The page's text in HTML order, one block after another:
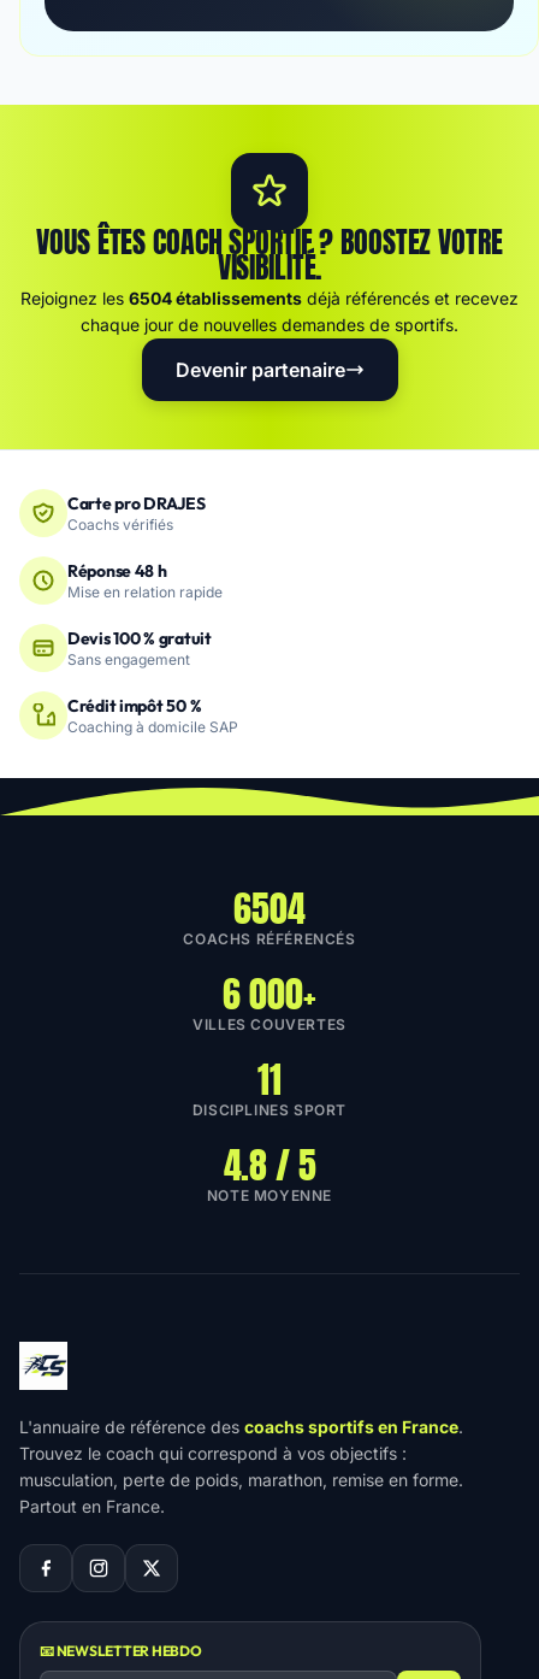
VOUS ÊTES COACH SPORTIF ? BOOSTEZ VOTRE
VISIBILITÉ.
Rejoignez les 6504 établissements déjà référencés et recevez
chaque jour de nouvelles demandes de sportifs.
Devenir partenaire
Carte pro DRAJES
Coachs vérifiés
Réponse 48 h
Mise en relation rapide
Devis 100 % gratuit
Sans engagement
Crédit impôt 50 %
Coaching à domicile SAP
6504
COACHS RÉFÉRENCÉS
6 000+
VILLES COUVERTES
11
DISCIPLINES SPORT
4.8 / 5
NOTE MOYENNE
L'annuaire de référence des coachs sportifs en France.
Trouvez le coach qui correspond à vos objectifs :
musculation, perte de poids, marathon, remise en forme.
Partout en France.
📧 NEWSLETTER HEBDO